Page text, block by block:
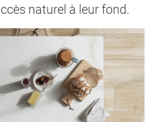
naturel à leur fond.